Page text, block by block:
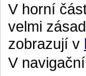
V horní
velmi
zobrazují v
V